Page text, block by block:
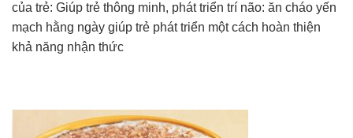
của trẻ: Giúp trẻ thông minh, phát triển trí não: ăn cháo yến
mạch hằng ngày giúp trẻ phát triển một cách hoàn thiện
khả năng nhận thức